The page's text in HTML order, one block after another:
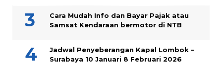
Cara Mudah Info dan Bayar Pajak atau
Samsat Kendaraan bermotor di NTB
Jadwal Penyeberangan Kapal Lombok –
Surabaya 10 Januari 8 Februari 2026